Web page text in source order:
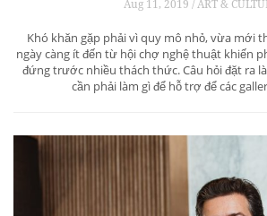
Aug 11, 2019 / ART &
Khó khăn gặp phải vì quy mô nhỏ, vừa mới
ngày càng ít đến từ hội chợ nghệ thuật khiến
đứng trước nhiều thách thức. Câu hỏi đặt ra
cần phải làm gì để hỗ trợ để các